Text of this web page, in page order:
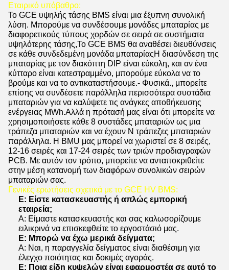
Εταιρικό υπόβαθρο:
Το GCE υψηλής τάσης BMS είναι μια έξυπνη συνολική
λύση. Μπορούμε να συνδέσουμε μονάδες μπαταρίας με
διαφορετικούς τύπους χορδών σε σειρά σε συστήματα
υψηλότερης τάσης,Το GCE BMS θα αναθέσει διευθύνσεις
σε κάθε συνδεδεμένη μονάδα μπαταρίαςΗ διασύνδεση της
μπαταρίας με τον διακόπτη DIP είναι εύκολη, και αν ένα
κύτταρο είναι κατεστραμμένο, μπορούμε εύκολα να το
βρούμε και να το αντικαταστήσουμε.- Φυσικά., μπορείτε
επίσης να συνδέσετε παράλληλα περισσότερα συστάδια
μπαταριών για να καλύψετε τις ανάγκες αποθήκευσης
ενέργειας MWh.Αλλά η πρότασή μας είναι ότι μπορείτε να
χρησιμοποιήσετε κάθε 8 συστάδες μπαταριών ως μια
τράπεζα μπαταριών και να έχουν N τράπεζες μπαταριών
παράλληλα. Η BMU μας μπορεί να χωριστεί σε 8 σειρές,
12-16 σειρές και 17-24 σειρές των τριών προδιαγραφών
PCB. Με αυτόν τον τρόπο, μπορείτε να ανταποκριθείτε
στην μέση κατανομή των διαφόρων συνολικών σειρών
μπαταριών σας.
Γενικές ερωτήσεις σχετικά με το GCE HV BMS:
Ε: Είστε κατασκευαστής ή απλώς εμπορική
εταιρεία;
Α: Είμαστε κατασκευαστής και σας καλωσορίζουμε
ειλικρινά να επισκεφθείτε το εργοστάσιό μας.
Ε: Μπορώ να έχω μερικά δείγματα;
Α: Ναι, η παραγγελία δείγματος είναι διαθέσιμη για
έλεγχο ποιότητας και δοκιμές αγοράς.
Ε: Ποια είδη κυψελών είναι εφαρμοστέα σε αυτό το